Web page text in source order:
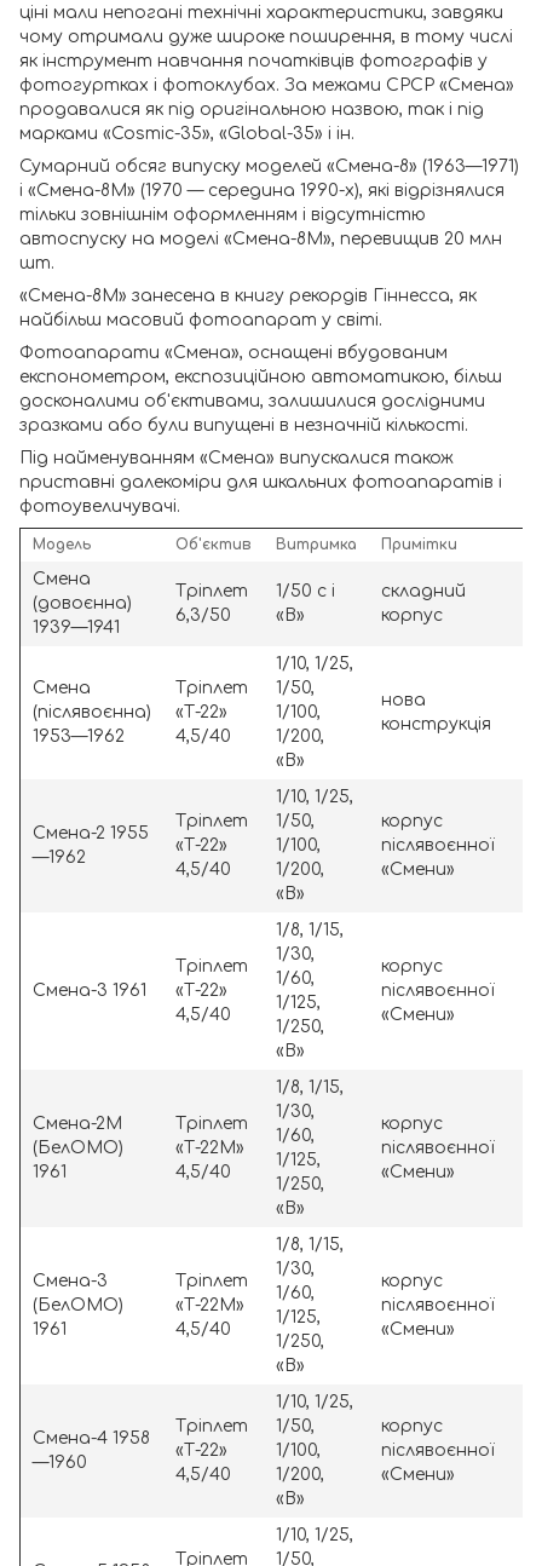
ціні мали непогані технічні характеристики, завдяки
чому отримали дуже широке поширення, в тому числі
як інструмент навчання початківців фотографів у
фотогуртках і фотоклубах. За межами СРСР «Смена»
продавалися як під оригінальною назвою, так і під
марками «Cosmic-35», «Global-35» і ін.
Сумарний обсяг випуску моделей «Смена-8» (1963—1971)
і «Смена-8М» (1970 — середина 1990-х), які відрізнялися
тільки зовнішнім оформленням і відсутністю
автоспуску на моделі «Смена-8М», перевищив 20 млн
шт.
«Смена-8М» занесена в книгу рекордів Гіннесса, як
найбільш масовий фотоапарат у світі.
Фотоапарати «Смена», оснащені вбудованим
експонометром, експозиційною автоматикою, більш
досконалими об'єктивами, залишилися дослідними
зразками або були випущені в незначній кількості.
Під найменуванням «Смена» випускалися також
приставні далекоміри для шкальних фотоапаратів і
фотоувеличувачі.
Модель Об'єктив Витримка Примітки
Смена
(довоєнна)
1939—1941
Тріплет
6,3/50
1/50 с і
«В»
складний
корпус
Смена
(післявоєнна)
1953—1962
Тріплет
«Т-22»
4,5/40
1/10, 1/25,
1/50,
1/100,
1/200,
«В»
нова
конструкція
Смена-2 1955
—1962
Тріплет
«Т-22»
4,5/40
1/10, 1/25,
1/50,
1/100,
1/200,
«В»
корпус
післявоєнної
«Смени»
Смена-3 1961
Тріплет
«Т-22»
4,5/40
1/8, 1/15,
1/30,
1/60,
1/125,
1/250,
«В»
корпус
післявоєнної
«Смени»
Смена-2М
(БелОМО)
1961
Тріплет
«Т-22М»
4,5/40
1/8, 1/15,
1/30,
1/60,
1/125,
1/250,
«В»
корпус
післявоєнної
«Смени»
Смена-3
(БелОМО)
1961
Тріплет
«Т-22М»
4,5/40
1/8, 1/15,
1/30,
1/60,
1/125,
1/250,
«В»
корпус
післявоєнної
«Смени»
Смена-4 1958
—1960
Тріплет
«Т-22»
4,5/40
1/10, 1/25,
1/50,
1/100,
1/200,
«В»
корпус
післявоєнної
«Смени»
Тріплет
1/10, 1/25,
1/50,